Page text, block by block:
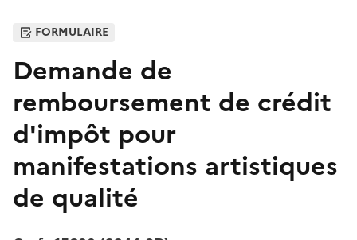
FORMULAIRE
Demande de
remboursement de crédit
d'impôt pour
manifestations artistiques
de qualité